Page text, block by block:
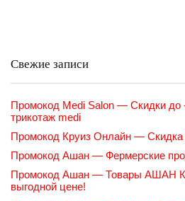
Свежие записи
Промокод Medi Salon — Скидки до
трикотаж medi
Промокод Круиз Онлайн — Скидка
Промокод Ашан — Фермерские
Промокод Ашан — Товары АШАН
выгодной цене!